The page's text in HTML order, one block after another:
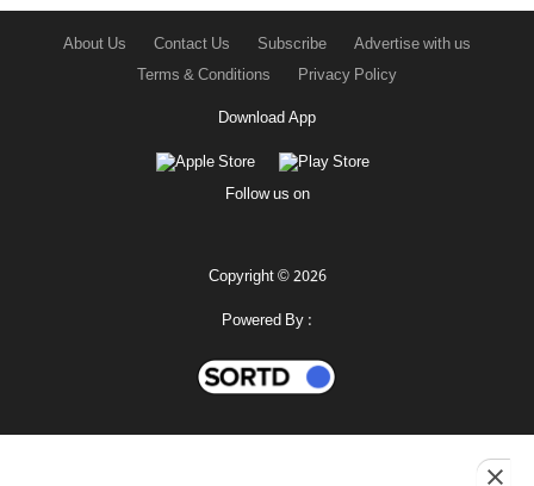
About Us Contact Us Subscribe
Advertise with us
Terms & Conditions
Privacy Policy
Download App
Follow us on
Copyright © 2026
Powered By :